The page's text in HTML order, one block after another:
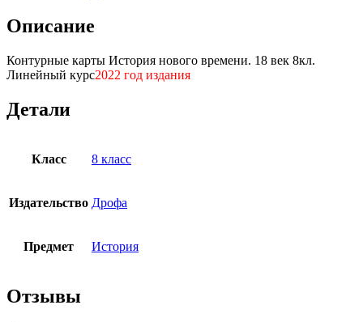
8кл.
курс
Описание
Контурные карты История нового времени. 18 век 8кл.
Линейный курс2022 год издания
Детали
Класс 8 класс
Издательство Дрофа
Предмет История
Отзывы